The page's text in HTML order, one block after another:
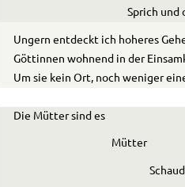
Sprich und
Ungern entdeckt ich hoheres
Göttinnen wohnend in der
Um sie kein Ort, noch weniger
Die Mütter sind es
Mütter